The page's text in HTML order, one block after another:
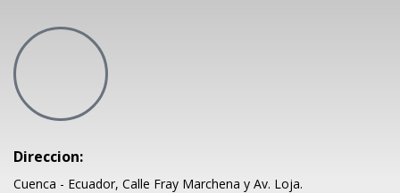
Direccion:
Cuenca - Ecuador, Calle Fray Marchena y Av. Loja.